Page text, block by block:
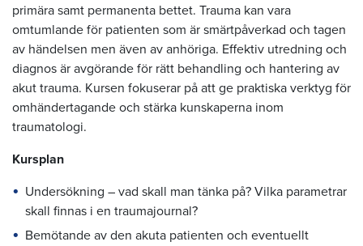
primära samt permanenta bettet. Trauma kan vara
omtumlande för patienten som är smärtpåverkad och tagen
av händelsen men även av anhöriga. Effektiv utredning och
diagnos är avgörande för rätt behandling och hantering av
akut trauma. Kursen fokuserar på att ge praktiska verktyg för
omhändertagande och stärka kunskaperna inom
traumatologi.
Kursplan
Undersökning – vad skall man tänka på? Vilka parametrar
skall finnas i en traumajournal?
Bemötande av den akuta patienten och eventuellt